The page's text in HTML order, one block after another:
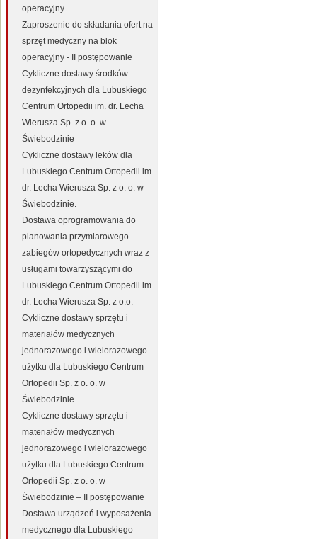
operacyjny
Zaproszenie do składania ofert na
sprzęt medyczny na blok
operacyjny - II postępowanie
Cykliczne dostawy środków
dezynfekcyjnych dla Lubuskiego
Centrum Ortopedii im. dr. Lecha
Wierusza Sp. z o. o. w
Świebodzinie
Cykliczne dostawy leków dla
Lubuskiego Centrum Ortopedii im.
dr. Lecha Wierusza Sp. z o. o. w
Świebodzinie.
Dostawa oprogramowania do
planowania przymiarowego
zabiegów ortopedycznych wraz z
usługami towarzyszącymi do
Lubuskiego Centrum Ortopedii im.
dr. Lecha Wierusza Sp. z o.o.
Cykliczne dostawy sprzętu i
materiałów medycznych
jednorazowego i wielorazowego
użytku dla Lubuskiego Centrum
Ortopedii Sp. z o. o. w
Świebodzinie
Cykliczne dostawy sprzętu i
materiałów medycznych
jednorazowego i wielorazowego
użytku dla Lubuskiego Centrum
Ortopedii Sp. z o. o. w
Świebodzinie – II postępowanie
Dostawa urządzeń i wyposażenia
medycznego dla Lubuskiego